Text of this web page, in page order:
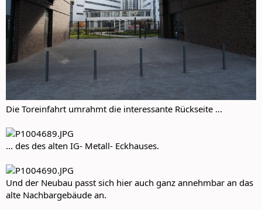
Die Toreinfahrt umrahmt die interessante Rückseite ...
... des des alten IG- Metall- Eckhauses.
Und der Neubau passt sich hier auch ganz annehmbar an das
alte Nachbargebäude an.